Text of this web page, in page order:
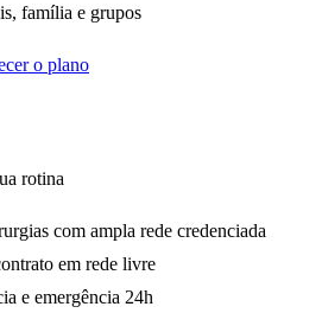
família e grupos
o plano
rotina
com ampla rede credenciada
em rede livre
e emergência 24h